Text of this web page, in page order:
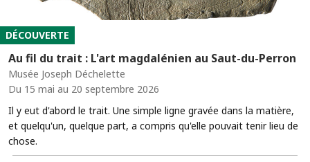
DÉCOUVERTE
Au fil du trait : L'art magdalénien au Saut-du-Perron
Musée Joseph Déchelette
Du 15 mai au 20 septembre 2026
Il y eut d'abord le trait. Une simple ligne gravée dans la matière,
et quelqu'un, quelque part, a compris qu'elle pouvait tenir lieu de
chose.